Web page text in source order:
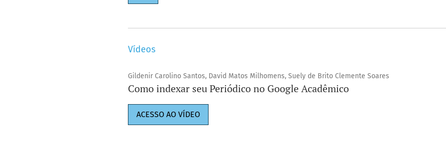
Vídeos
Gildenir Carolino Santos, David Matos Milhomens, Suely de Brito Clemente Soares
Como indexar seu Periódico no Google Acadêmico
ACESSO AO VÍDEO